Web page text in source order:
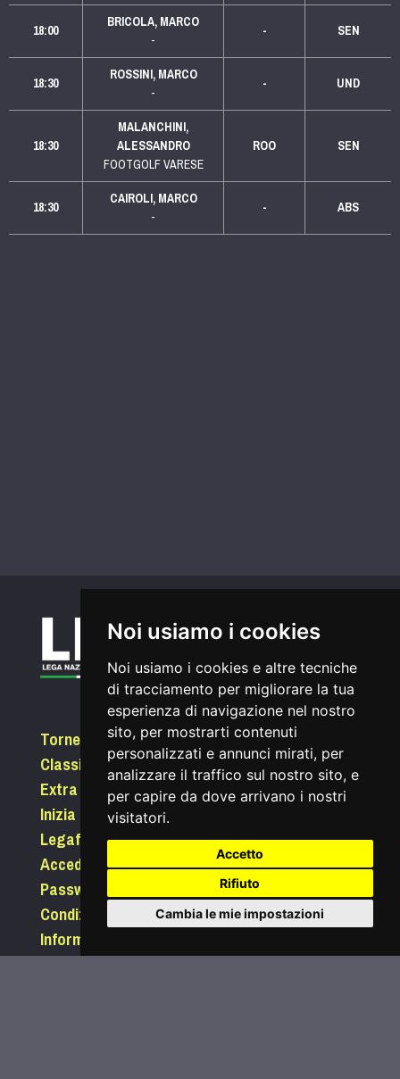
Noi usiamo i cookies
Noi usiamo i cookies e altre tecniche
di tracciamento per migliorare la tua
esperienza di navigazione nel nostro
sito, per mostrarti contenuti
personalizzati e annunci mirati, per
analizzare il traffico sul nostro sito, e
per capire da dove arrivano i nostri
visitatori.
Accetto
Rifiuto
Cambia le mie impostazioni
18:00
BRICOLA, MARCO
-
- SEN
18:30
ROSSINI, MARCO
-
- UND
18:30
MALANCHINI,
ALESSANDRO
FOOTGOLF VARESE
ROO SEN
18:30
CAIROLI, MARCO
-
- ABS
Tornei
Classifiche
Extra
Inizia a giocare
Legafootgolf.it
Accedi
Password dimenticata?
Condizioni di utilizzo
Informativa sui Cookie
Privacy